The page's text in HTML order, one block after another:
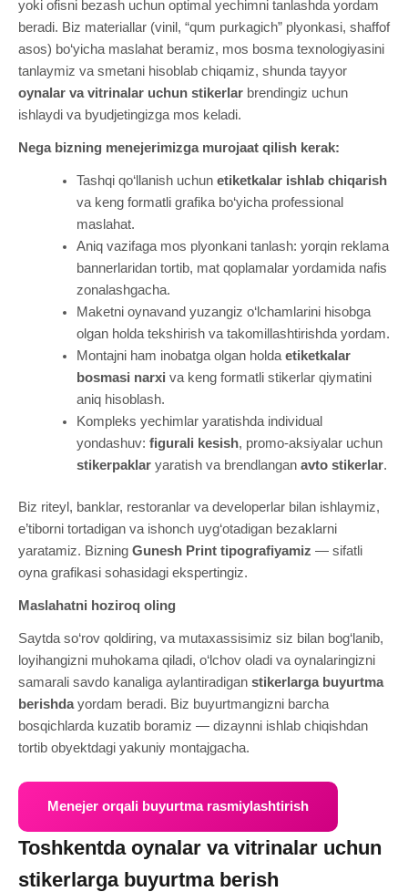
yoki ofisni bezash uchun optimal yechimni tanlashda yordam
beradi. Biz materiallar (vinil, “qum purkagich” plyonkasi, shaffof
asos) bo‘yicha maslahat beramiz, mos bosma texnologiyasini
tanlaymiz va smetani hisoblab chiqamiz, shunda tayyor
oynalar va vitrinalar uchun stikerlar brendingiz uchun
ishlaydi va byudjetingizga mos keladi.
Nega bizning menejerimizga murojaat qilish kerak:
Tashqi qo‘llanish uchun etiketkalar ishlab chiqarish
va keng formatli grafika bo‘yicha professional
maslahat.
Aniq vazifaga mos plyonkani tanlash: yorqin reklama
bannerlaridan tortib, mat qoplamalar yordamida nafis
zonalashgacha.
Maketni oynavand yuzangiz o‘lchamlarini hisobga
olgan holda tekshirish va takomillashtirishda yordam.
Montajni ham inobatga olgan holda etiketkalar
bosmasi narxi va keng formatli stikerlar qiymatini
aniq hisoblash.
Kompleks yechimlar yaratishda individual
yondashuv: figurali kesish, promo-aksiyalar uchun
stikerpaklaryaratish va brendlangan avto stikerlar.
Biz riteyl, banklar, restoranlar va developerlar bilan ishlaymiz,
e’tiborni tortadigan va ishonch uyg‘otadigan bezaklarni
yaratamiz. Bizning Gunesh Print tipografiyamiz — sifatli
oyna grafikasi sohasidagi ekspertingiz.
Maslahatni hoziroq oling
Saytda so‘rov qoldiring, va mutaxassisimiz siz bilan bog‘lanib,
loyihangizni muhokama qiladi, o‘lchov oladi va oynalaringizni
samarali savdo kanaliga aylantiradigan stikerlarga buyurtma
berishdayordam beradi. Biz buyurtmangizni barcha
bosqichlarda kuzatib boramiz — dizaynni ishlab chiqishdan
tortib obyektdagi yakuniy montajgacha.
Menejer orqali buyurtma rasmiylashtirish
Toshkentda oynalar va vitrinalar uchun
stikerlarga buyurtma berish